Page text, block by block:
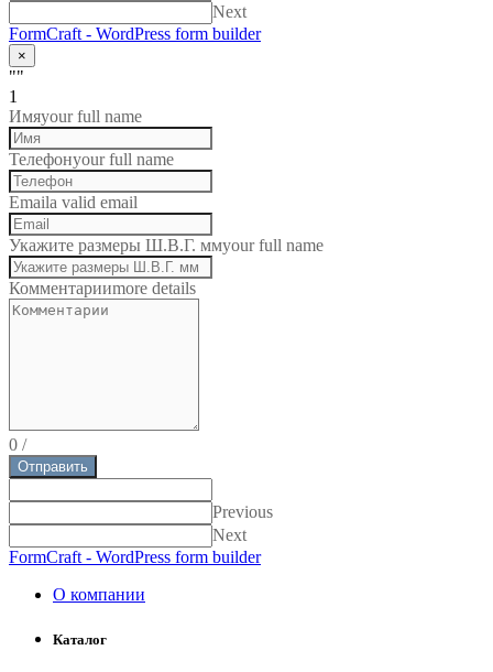
Next
FormCraft - WordPress form builder
×
""
1
Имяyour full name
Телефонyour full name
Emaila valid email
Укажите размеры Ш.В.Г. ммyour full name
Комментарииmore details
0 /
Отправить
Previous
Next
FormCraft - WordPress form builder
О компании
Каталог